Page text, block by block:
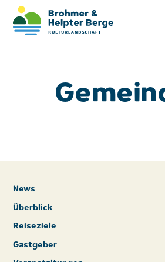
News
Überblick
Reiseziele
Gastgeber